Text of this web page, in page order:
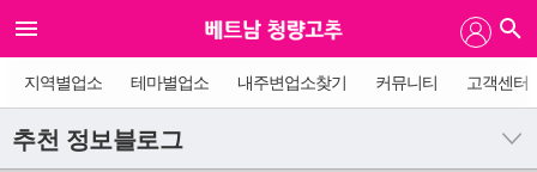
지역별업소 테마별업소 내주변업소찾기 커뮤니티 고객센터
추천 정보블로그